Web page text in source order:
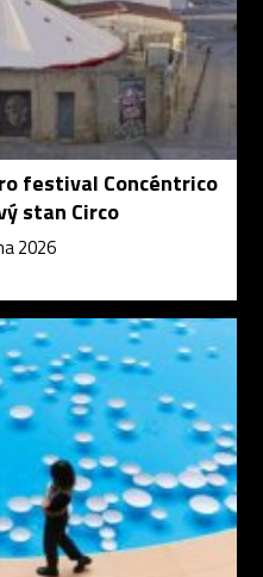
festival Concéntrico
stan Circo
2026